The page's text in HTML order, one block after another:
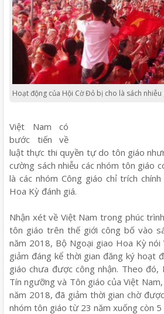
Hoạt động của Hội Cờ Đỏ bị cho là sách
Việt Nam có
bước tiến về
luật thực thi quyền tự do tôn giáo
cường sách nhiễu các nhóm tôn giáo
là các nhóm Công giáo chỉ trích
Hoa Kỳ đánh giá.
Nhận xét về Việt Nam trong phúc
tôn giáo trên thế giới công bố vào
năm 2018, Bộ Ngoại giao Hoa Kỳ
giảm đáng kể thời gian đăng ký hoạt
giáo chưa được công nhận. Theo đó,
Tín ngưỡng và Tôn giáo của Việt
năm 2018, đã giảm thời gian chờ
nhóm tôn giáo từ 23 năm xuống còn 5